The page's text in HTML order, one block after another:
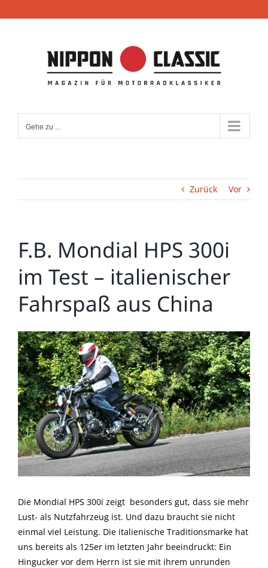
Inhalt
Gehe zu ...
Zurück Vor
F.B. Mondial HPS 300i
im Test – italienischer
Fahrspaß aus China
Zeige
grösseres
Bild
Die Mondial HPS 300i zeigt besonders gut, dass sie mehr
Lust- als Nutzfahrzeug ist. Und dazu braucht sie nicht
einmal viel Leistung. Die italienische Traditionsmarke hat
uns bereits als 125er im letzten Jahr beeindruckt: Ein
Hingucker vor dem Herrn ist sie mit ihrem unrunden